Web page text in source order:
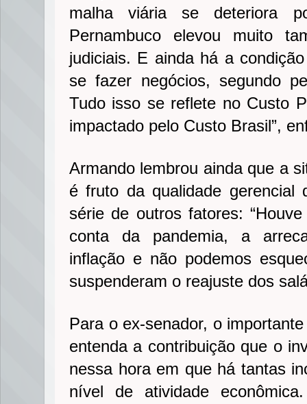
malha viária se deteriora
Pernambuco elevou muito
judiciais. E ainda há a
se fazer negócios, segundo
Tudo isso se reflete no Custo
impactado pelo Custo Brasil”,
Armando lembrou ainda que a
é fruto da qualidade
série de outros fatores:
conta da pandemia, a
inflação e não podemos
suspenderam o reajuste dos
Para o ex-senador, o
entenda a contribuição que o
nessa hora em que há tantas
nível de atividade